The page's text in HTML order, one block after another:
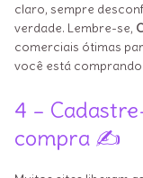
claro, sempre
verdade. Lembre-se,
comerciais ótimas
você está
4 –
compra ✍️